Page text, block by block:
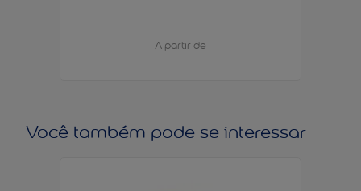
A partir de
Você também pode se interessar